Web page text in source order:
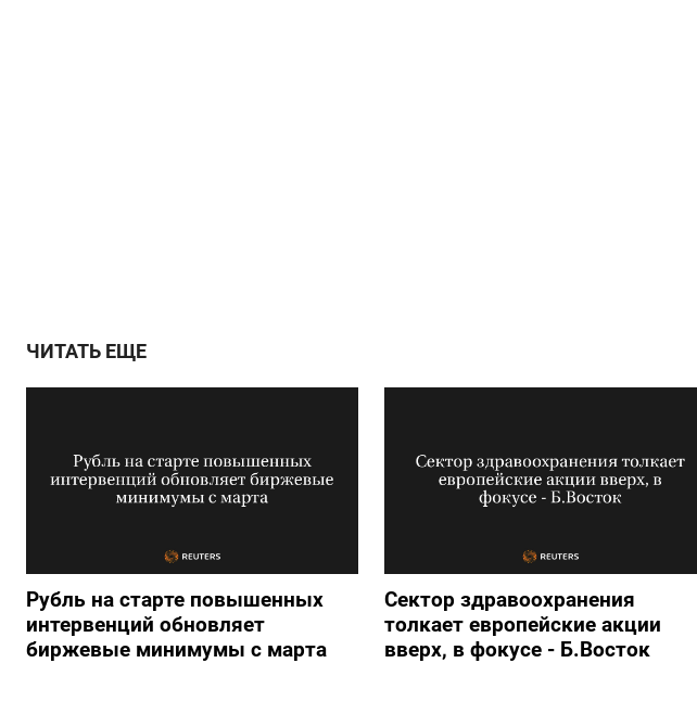
ЧИТАТЬ ЕЩЕ
Рубль на старте повышенных
интервенций обновляет
биржевые минимумы с марта
Сектор здравоохранения
толкает европейские акции
вверх, в фокусе - Б.Восток